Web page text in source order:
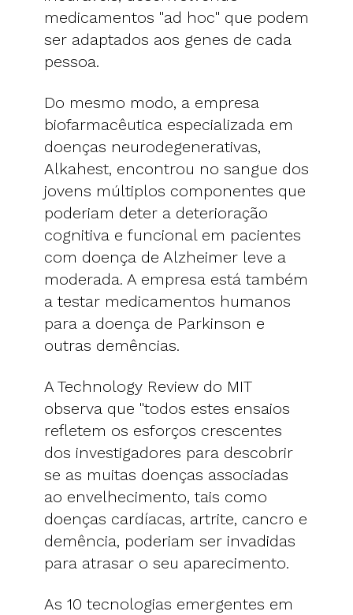
medicamentos "ad hoc" que podem
ser adaptados aos genes de cada
pessoa.
Do mesmo modo, a empresa
biofarmacêutica especializada em
doenças neurodegenerativas,
Alkahest, encontrou no sangue dos
jovens múltiplos componentes que
poderiam deter a deterioração
cognitiva e funcional em pacientes
com doença de Alzheimer leve a
moderada. A empresa está também
a testar medicamentos humanos
para a doença de Parkinson e
outras demências.
A Technology Review do MIT
observa que "todos estes ensaios
refletem os esforços crescentes
dos investigadores para descobrir
se as muitas doenças associadas
ao envelhecimento, tais como
doenças cardíacas, artrite, cancro e
demência, poderiam ser invadidas
para atrasar o seu aparecimento.
As 10 tecnologias emergentes em